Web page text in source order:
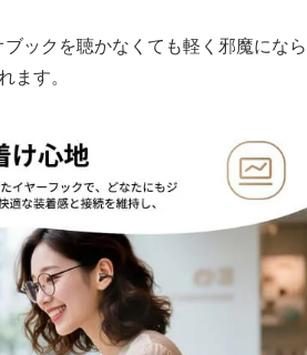
ックを聴かなくても軽く邪魔になら
ます。